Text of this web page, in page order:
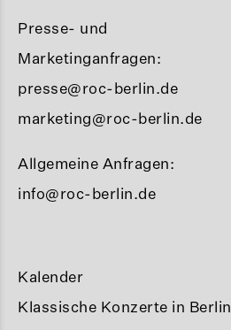
Presse- und
Marketinganfragen:
presse@roc-berlin.de
marketing@roc-berlin.de
Allgemeine Anfragen:
info@roc-berlin.de
Kalender
Klassische Konzerte in Berlin